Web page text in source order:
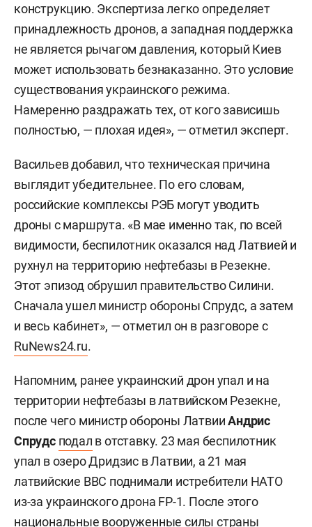
конструкцию. Экспертиза легко определяет
принадлежность дронов, а западная поддержка
не является рычагом давления, который Киев
может использовать безнаказанно. Это условие
существования украинского режима.
Намеренно раздражать тех, от кого зависишь
полностью, — плохая идея», — отметил эксперт.
Васильев добавил, что техническая причина
выглядит убедительнее. По его словам,
российские комплексы РЭБ могут уводить
дроны с маршрута. «В мае именно так, по всей
видимости, беспилотник оказался над Латвией и
рухнул на территорию нефтебазы в Резекне.
Этот эпизод обрушил правительство Силини.
Сначала ушел министр обороны Спрудс, а затем
и весь кабинет», — отметил он в разговоре с
RuNews24.ru.
Напомним, ранее украинский дрон упал и на
территории нефтебазы в латвийском Резекне,
после чего министр обороны ЛатвииАндрис
Спрудс подал в отставку. 23 мая беспилотник
упал в озеро Дридзис в Латвии, а 21 мая
латвийские ВВС поднимали истребители НАТО
из-за украинского дрона FP-1. После этого
национальные вооруженные силы страны